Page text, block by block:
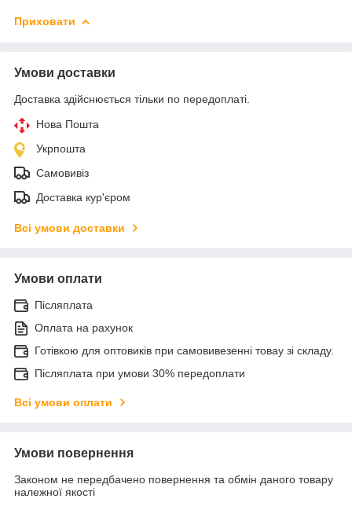
Приховати
Умови доставки
Доставка здійснюється тільки по передоплаті.
Нова Пошта
Укрпошта
Самовивіз
Доставка кур'єром
Всі умови доставки
Умови оплати
Післяплата
Оплата на рахунок
Готівкою для оптовиків при самовивезенні товау зі складу.
Післяплата при умови 30% передоплати
Всі умови оплати
Умови повернення
Законом не передбачено повернення та обмін даного товару
належної якості